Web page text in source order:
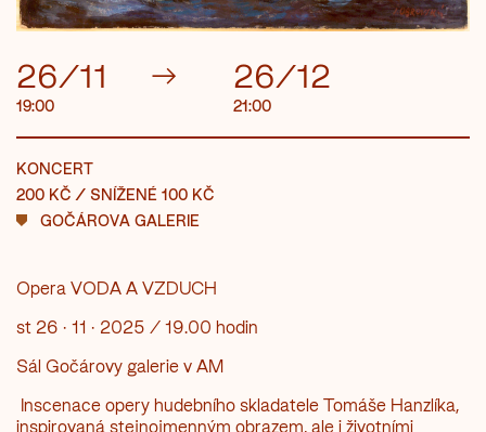
26/11
19:00
→ 26/12
21:00
KONCERT
200 KČ / SNÍŽENÉ 100 KČ
GOČÁROVA GALERIE
Opera VODA A VZDUCH
st 26 · 11 · 2025 / 19.00 hodin
Sál Gočárovy galerie v AM
Inscenace opery hudebního skladatele Tomáše Hanzlíka,
inspirovaná stejnojmenným obrazem, ale i životními